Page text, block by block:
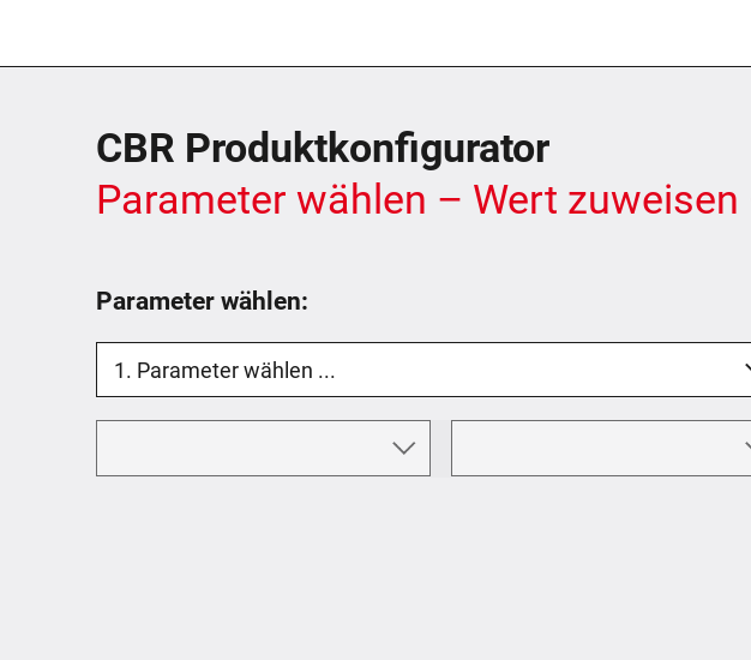
CBR Produktkonfigurator
Parameter wählen – Wert
Parameter wählen: